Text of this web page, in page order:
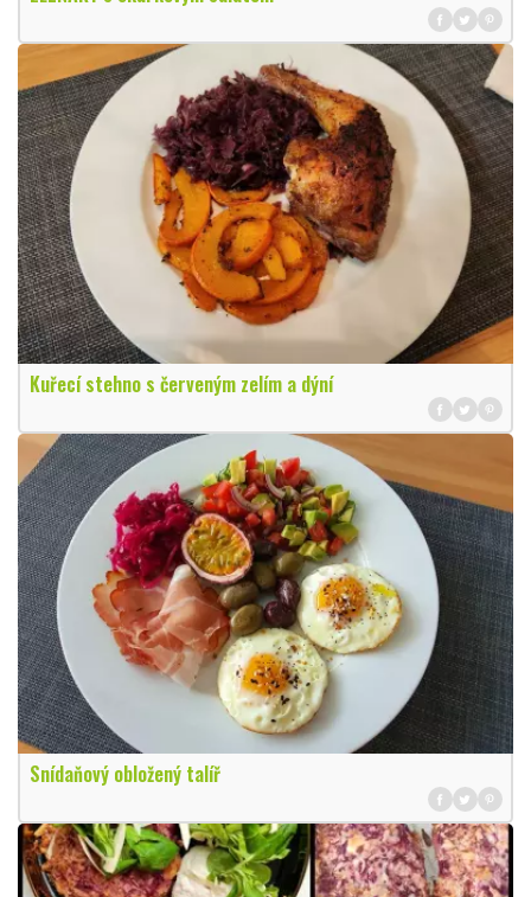
Kuřecí stehno s červeným zelím a dýní
Snídaňový obložený talíř